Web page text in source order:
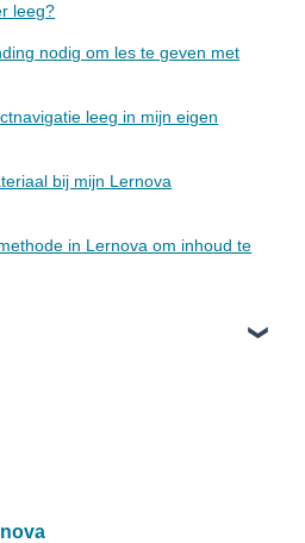
leeg?
nodig om les te geven met
leeg in mijn eigen
bij mijn Lernova
in Lernova om inhoud te